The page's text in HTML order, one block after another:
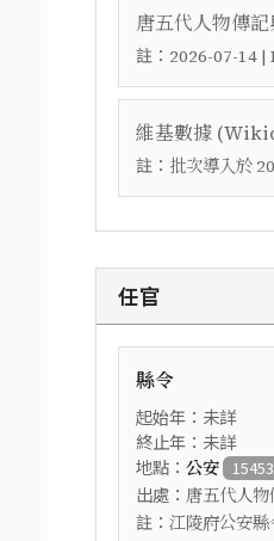
唐五代人物傳
註： 2026-07-14
維基數據
註： 批次導入於
任官
縣令
起始年：未詳
終止年：未詳
地點： 公安 15453
出處： 唐五代人
註： 江陵府公安縣